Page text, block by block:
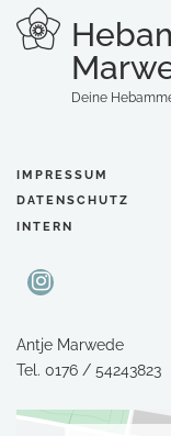
Deine
IMPRESSUM
DATENSCHUTZ
INTERN
Antje Marwede
Tel. 0176 / 54243823